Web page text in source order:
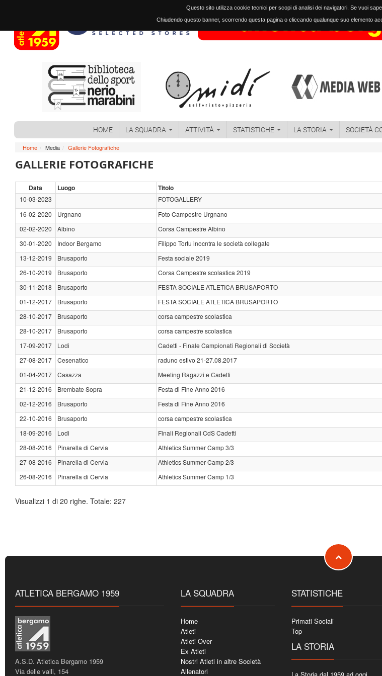
Questo sito utilizza cookie tecnici per scopi di analisi dei navigatori. Se vuoi
Chiudendo questo banner, scorrendo questa pagina o cliccando qualunque suo elemento
HOME LA SQUADRA ATTIVITÀ STATISTICHE LA STORIA SOCIETÀ
Home / Media / Gallerie Fotografiche
GALLERIE FOTOGRAFICHE
Data Luogo Titolo
10-03-2023
FOTOGALLERY
16-02-2020
Urgnano
Foto Campestre Urgnano
02-02-2020
Albino
Corsa Campestre Albino
30-01-2020
Indoor Bergamo
Filippo Tortu inocntra le società collegate
13-12-2019
Brusaporto
Festa sociale 2019
26-10-2019
Brusaporto
Corsa Campestre scolastica 2019
30-11-2018
Brusaporto
FESTA SOCIALE ATLETICA BRUSAPORTO
01-12-2017
Brusaporto
FESTA SOCIALE ATLETICA BRUSAPORTO
28-10-2017
Brusaporto
corsa campestre scolastica
28-10-2017
Brusaporto
corsa campestre scolastica
17-09-2017
Lodi
Cadetti - Finale Campionati Regionali di Società
27-08-2017
Cesenatico
raduno estivo 21-27.08.2017
01-04-2017
Casazza
Meeting Ragazzi e Cadetti
21-12-2016
Brembate Sopra
Festa di Fine Anno 2016
02-12-2016
Brusaporto
Festa di Fine Anno 2016
22-10-2016
Brusaporto
corsa campestre scolastica
18-09-2016
Lodi
Finali Regionali CdS Cadetti
28-08-2016
Pinarella di Cervia
Athletics Summer Camp 3/3
27-08-2016
Pinarella di Cervia
Athletics Summer Camp 2/3
26-08-2016
Pinarella di Cervia Athletics Summer Camp 1/3
Visualizzi 1 di 20 righe. Totale: 227
ATLETICA BERGAMO 1959
A.S.D. Atletica Bergamo 1959
Via delle valli, 154
LA SQUADRA
Home
Atleti
Atleti Over
Ex Atleti
Nostri Atleti in altre Società
Allenatori
STATISTICHE
Primati Sociali
Top
LA STORIA